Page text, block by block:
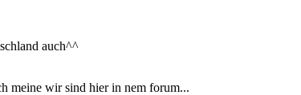
auch^^
meine wir sind hier in nem forum...